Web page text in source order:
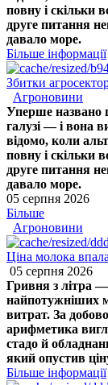
повну і скільки
друге питання
давало море.
Більше інформації
Збитки
Агроновини
Уперше названо
галузі — і вона
відомо, коли
повну і скільки
друге питання
давало море.
05 серпня 2026
Більше
Агроновини
Ціна молока
05 серпня 2026
Гривня з літра
найпотужніших
витрат. За
арифметика
стадо й
який опустив
Більше інформації